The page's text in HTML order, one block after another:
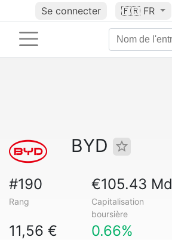
Se connecter 🇫🇷 FR
BYD
#190
Rang
€105.43 Md
Capitalisation
boursière
11,56 € 0.66%